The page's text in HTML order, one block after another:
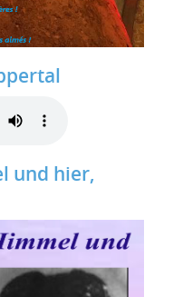
und hier,